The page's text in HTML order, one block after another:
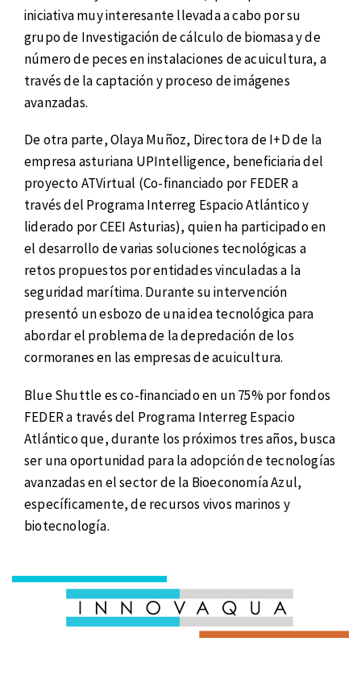
iniciativa muy interesante llevada a cabo por su
grupo de Investigación de cálculo de biomasa y de
número de peces en instalaciones de acuicultura, a
través de la captación y proceso de imágenes
avanzadas.
De otra parte, Olaya Muñoz, Directora de I+D de la
empresa asturiana UPIntelligence, beneficiaria del
proyecto ATVirtual (Co-financiado por FEDER a
través del Programa Interreg Espacio Atlántico y
liderado por CEEI Asturias), quien ha participado en
el desarrollo de varias soluciones tecnológicas a
retos propuestos por entidades vinculadas a la
seguridad marítima. Durante su intervención
presentó un esbozo de una idea tecnológica para
abordar el problema de la depredación de los
cormoranes en las empresas de acuicultura.
Blue Shuttle es co-financiado en un 75% por fondos
FEDER a través del Programa Interreg Espacio
Atlántico que, durante los próximos tres años, busca
ser una oportunidad para la adopción de tecnologías
avanzadas en el sector de la Bioeconomía Azul,
específicamente, de recursos vivos marinos y
biotecnología.